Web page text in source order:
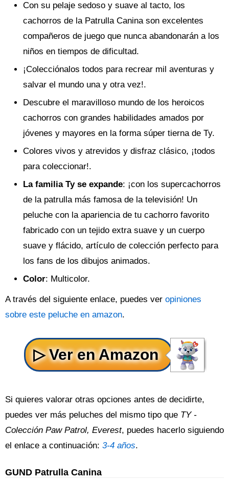
Con su pelaje sedoso y suave al tacto, los
cachorros de la Patrulla Canina son excelentes
compañeros de juego que nunca abandonarán a los
niños en tiempos de dificultad.
¡Colecciónalos todos para recrear mil aventuras y
salvar el mundo una y otra vez!.
Descubre el maravilloso mundo de los heroicos
cachorros con grandes habilidades amados por
jóvenes y mayores en la forma súper tierna de Ty.
Colores vivos y atrevidos y disfraz clásico, ¡todos
para coleccionar!.
La familia Ty se expande: ¡con los supercachorros
de la patrulla más famosa de la televisión! Un
peluche con la apariencia de tu cachorro favorito
fabricado con un tejido extra suave y un cuerpo
suave y flácido, artículo de colección perfecto para
los fans de los dibujos animados.
Color: Multicolor.
A través del siguiente enlace, puedes ver opiniones
sobre este peluche en amazon.
Si quieres valorar otras opciones antes de decidirte,
puedes ver más peluches del mismo tipo que TY -
Colección Paw Patrol, Everest, puedes hacerlo siguiendo
el enlace a continuación: 3-4 años.
GUND Patrulla Canina